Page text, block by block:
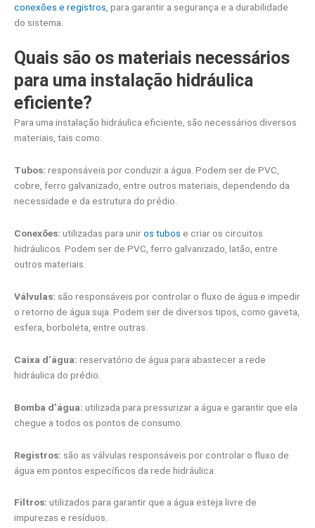
conexões e registros , para garantir a segurança e a durabilidade
do sistema.
Quais são os materiais necessários
para uma instalação hidráulica
eficiente?
Para uma instalação hidráulica eficiente, são necessários diversos
materiais, tais como:
Tubos: responsáveis por conduzir a água. Podem ser de PVC,
cobre, ferro galvanizado, entre outros materiais, dependendo da
necessidade e da estrutura do prédio.
Conexões: utilizadas para uniros tubos e criar os circuitos
hidráulicos. Podem ser de PVC, ferro galvanizado, latão, entre
outros materiais.
Válvulas: são responsáveis por controlar o fluxo de água e impedir
o retorno de água suja. Podem ser de diversos tipos, como gaveta,
esfera, borboleta, entre outras.
Caixa d’água: reservatório de água para abastecer a rede
hidráulica do prédio.
Bomba d’água: utilizada para pressurizar a água e garantir que ela
chegue a todos os pontos de consumo.
Registros: são as válvulas responsáveis por controlar o fluxo de
água em pontos específicos da rede hidráulica.
Filtros: utilizados para garantir que a água esteja livre de
impurezas e resíduos.